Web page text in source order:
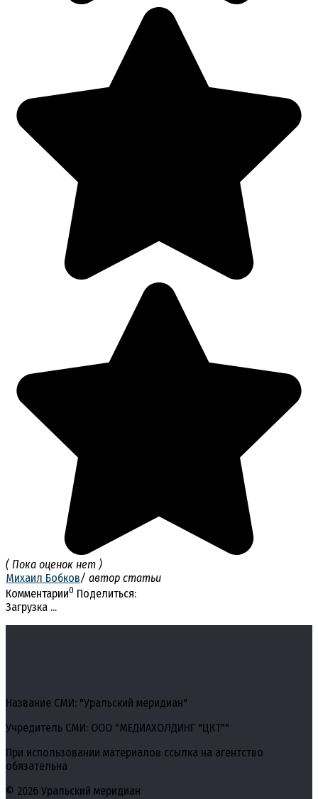
( Пока оценок нет )
Михаил Бобков/ автор статьи
Комментарии0 Поделиться:
Загрузка ...
Название СМИ: "Уральский меридиан"
Учредитель СМИ: ООО "МЕДИАХОЛДИНГ "ЦКТ""
При использовании материалов ссылка на агентство
обязательна
© 2026 Уральский меридиан